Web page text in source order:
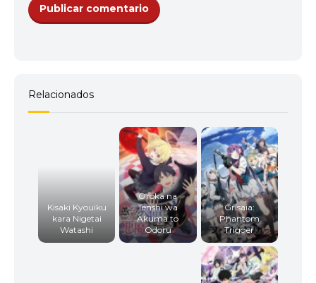
Relacionados
Kisaki Kyouiku
kara Nigetai
Watashi
Oroka na
Tenshi wa
Akuma to
Odoru
Grisaia:
Phantom
Trigger